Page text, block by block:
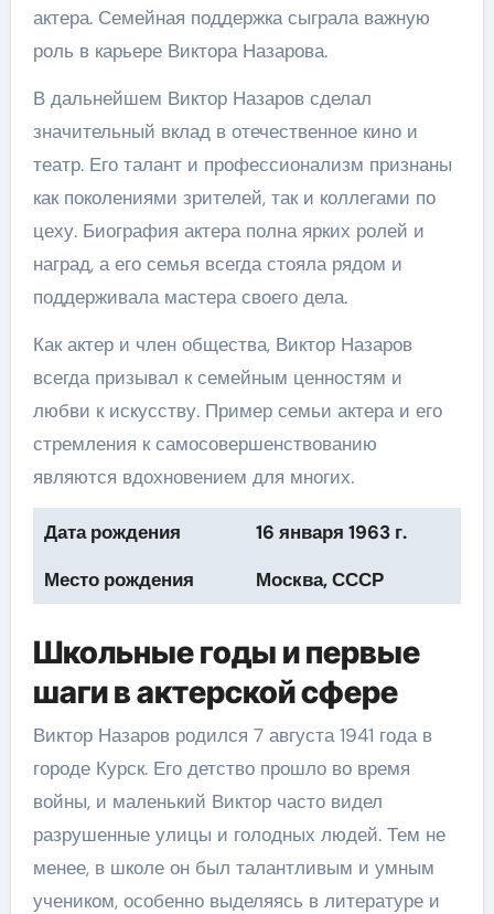
актера. Семейная поддержка сыграла важную
роль в карьере Виктора Назарова.
В дальнейшем Виктор Назаров сделал
значительный вклад в отечественное кино и
театр. Его талант и профессионализм признаны
как поколениями зрителей, так и коллегами по
цеху. Биография актера полна ярких ролей и
наград, а его семья всегда стояла рядом и
поддерживала мастера своего дела.
Как актер и член общества, Виктор Назаров
всегда призывал к семейным ценностям и
любви к искусству. Пример семьи актера и его
стремления к самосовершенствованию
являются вдохновением для многих.
Дата рождения
16 января 1963 г.
Место рождения
Москва, СССР
Школьные годы и первые
шаги в актерской сфере
Виктор Назаров родился 7 августа 1941 года в
городе Курск. Его детство прошло во время
войны, и маленький Виктор часто видел
разрушенные улицы и голодных людей. Тем не
менее, в школе он был талантливым и умным
учеником, особенно выделяясь в литературе и